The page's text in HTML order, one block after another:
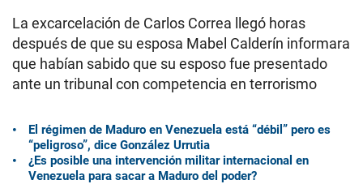
La excarcelación de Carlos Correa llegó horas
después de que su esposa Mabel Calderín informara
que habían sabido que su esposo fue presentado
ante un tribunal con competencia en terrorismo
El régimen de Maduro en Venezuela está “débil” pero es
“peligroso”, dice González Urrutia
¿Es posible una intervención militar internacional en
Venezuela para sacar a Maduro del poder?